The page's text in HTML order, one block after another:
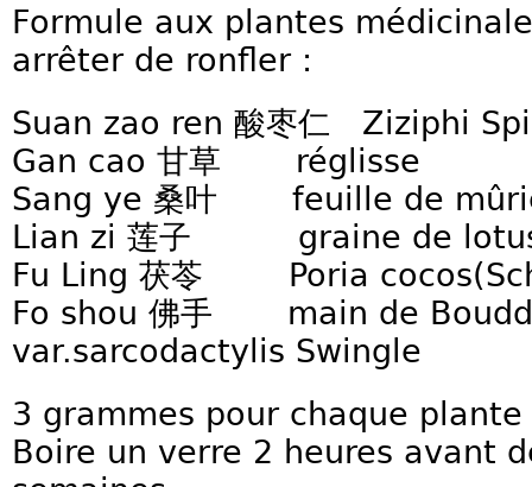
Formule aux plantes
arrêter de ronfler :
Suan zao ren 酸枣仁 Ziziphi
Gan cao 甘草 réglisse
Sang ye 桑叶 feuille de
Lian zi 莲子 graine de
Fu Ling 茯苓 Poria
Fo shou 佛手 main de
var.sarcodactylis Swingle
3 grammes pour chaque
Boire un verre 2 heures avant